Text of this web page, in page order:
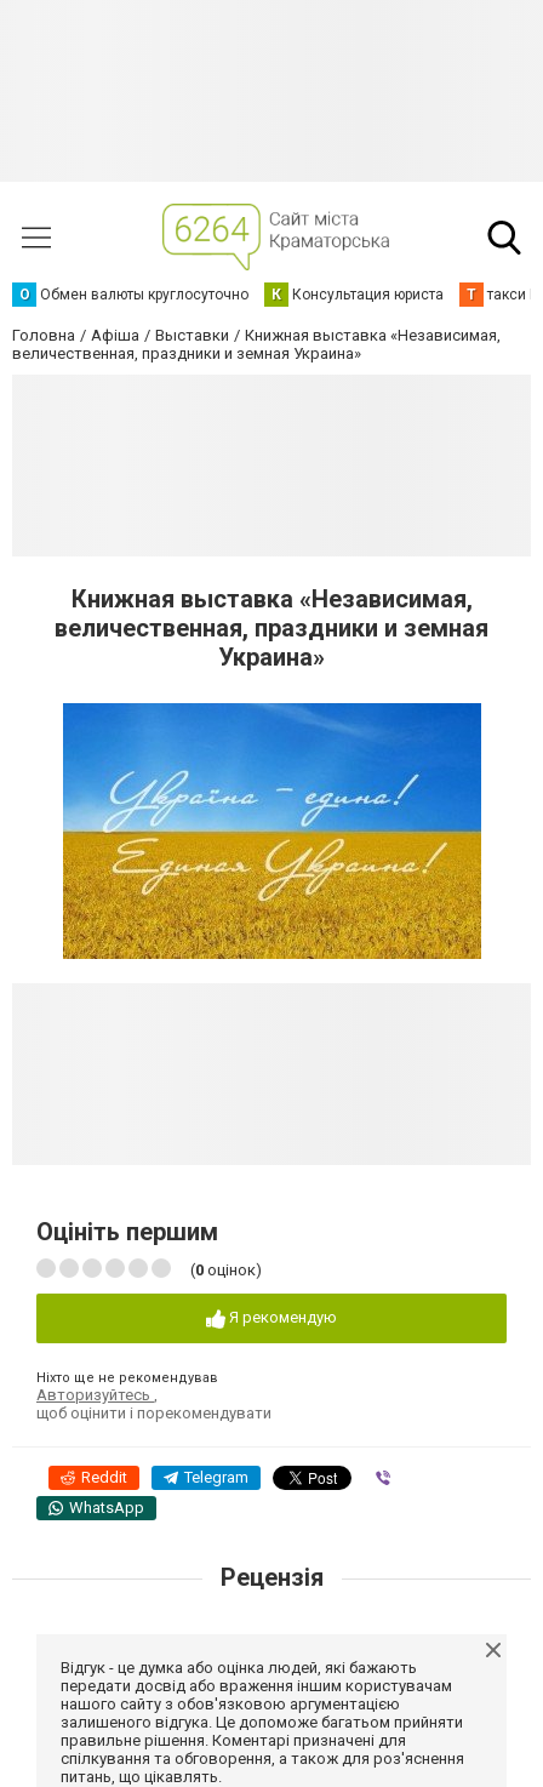
О Обмен валюты круглосуточно К Консультация юриста Т такси
Головна Афіша Выставки
Книжная выставка «Независимая,
величественная, праздники и земная Украина»
Книжная выставка «Независимая,
величественная, праздники и земная
Украина»
Оцініть першим
(0 оцінок)
Я рекомендую
Ніхто ще не рекомендував
Авторизуйтесь
щоб оцінити і порекомендувати
Reddit Telegram
WhatsApp
Рецензія
Відгук - це думка або оцінка людей, які бажають
передати досвід або враження іншим користувачам
нашого сайту з обов'язковою аргументацією
залишеного відгука. Це допоможе багатьом прийняти
правильне рішення. Коментарі призначені для
спілкування та обговорення, а також для роз'яснення
питань, що цікавлять.